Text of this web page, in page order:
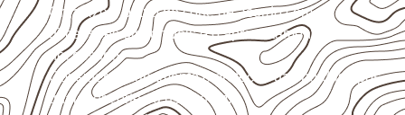
Organize o plano de corte de acordo com as
dimensões disponíveis e o aproveitamento
necessário.
Considere acabamento e proteção das bordas após
qualquer corte ou usinagem.